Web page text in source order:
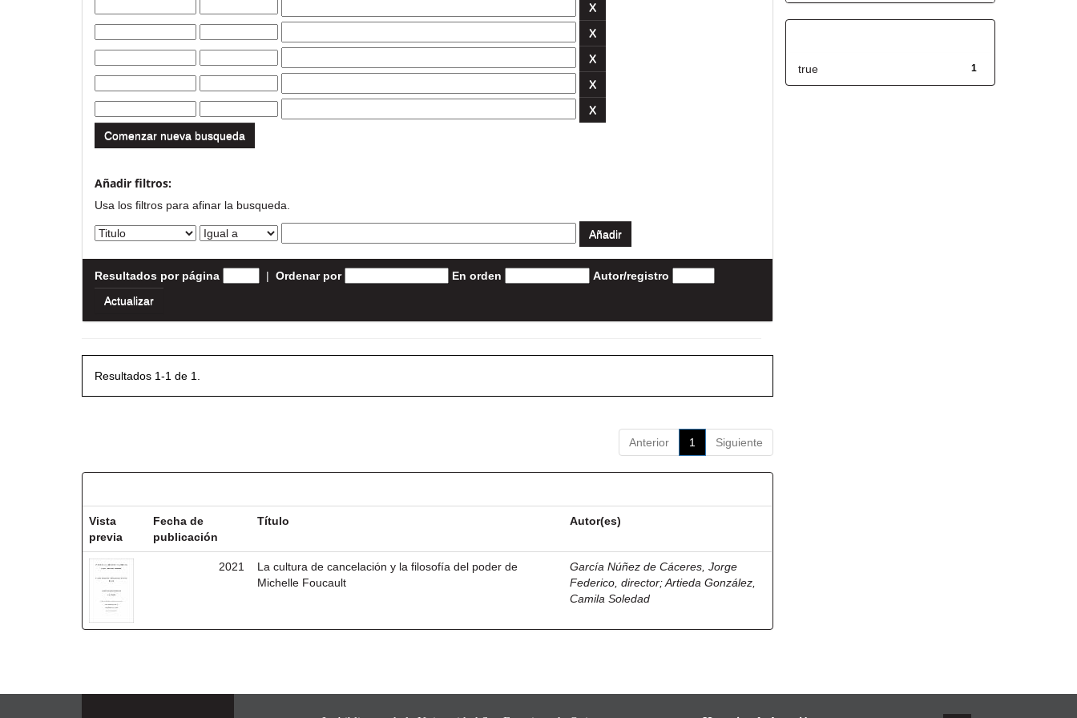
Comenzar nueva busqueda
Añadir filtros:
Usa los filtros para afinar la busqueda.
Resultados por página | Ordenar por En orden Autor/registro
Resultados 1-1 de 1.
Anterior 1 Siguiente
Vista
previa
Fecha de
publicación
Título Autor(es)
2021
La cultura de cancelación y la filosofía del poder de
Michelle Foucault
García Núñez de Cáceres, Jorge
Federico, director;Artieda González,
Camila Soledad
1
true